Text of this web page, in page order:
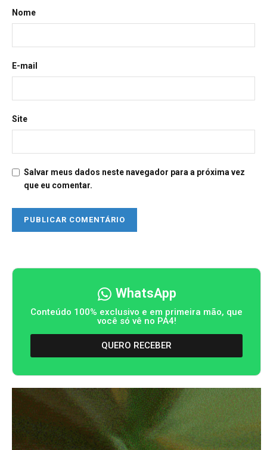
Nome
E-mail
Site
Salvar meus dados neste navegador para a próxima vez
que eu comentar.
WhatsApp
Conteúdo 100% exclusivo e em primeira mão, que
você só vê no PA4!
QUERO RECEBER